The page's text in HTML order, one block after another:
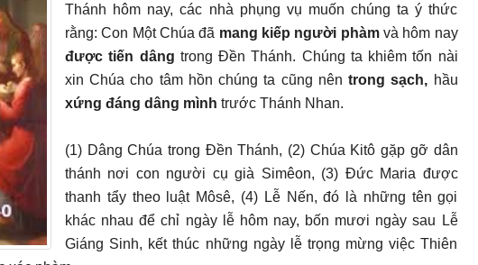
Thánh hôm nay, các nhà phụng vụ muốn chúng ta ý thức
rằng: Con Một Chúa đã mang kiếp người phàmvà hôm nay
được tiến dâng trong Đền Thánh. Chúng ta khiêm tốn nài
xin Chúa cho tâm hồn chúng ta cũng nêntrong sạch, hầu
xứng đáng dâng mình trước Thánh Nhan.
(1) Dâng Chúa trong Đền Thánh, (2) Chúa Kitô gặp gỡ dân
thánh nơi con người cụ già Simêon, (3) Đức Maria được
thanh tẩy theo luật Môsê, (4) Lễ Nến, đó là những tên gọi
khác nhau để chỉ ngày lễ hôm nay, bốn mươi ngày sau Lễ
Giáng Sinh, kết thúc những ngày lễ trọng mừng việc Thiên